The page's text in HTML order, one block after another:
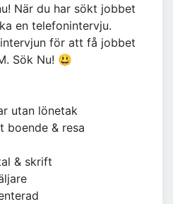
När du har sökt jobbet
en telefonintervju.
för att få jobbet
Sök Nu! 😃
utan lönetak
boende & resa
& skrift